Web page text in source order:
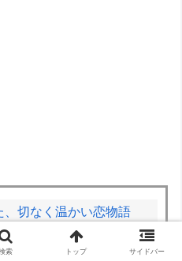
切なく温かい恋物語
屋店内から温泉が吹き出す
索 トップ サイドバー